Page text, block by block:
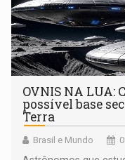
OVNIS NA LUA:
possível base
Terra
Brasil e Mundo